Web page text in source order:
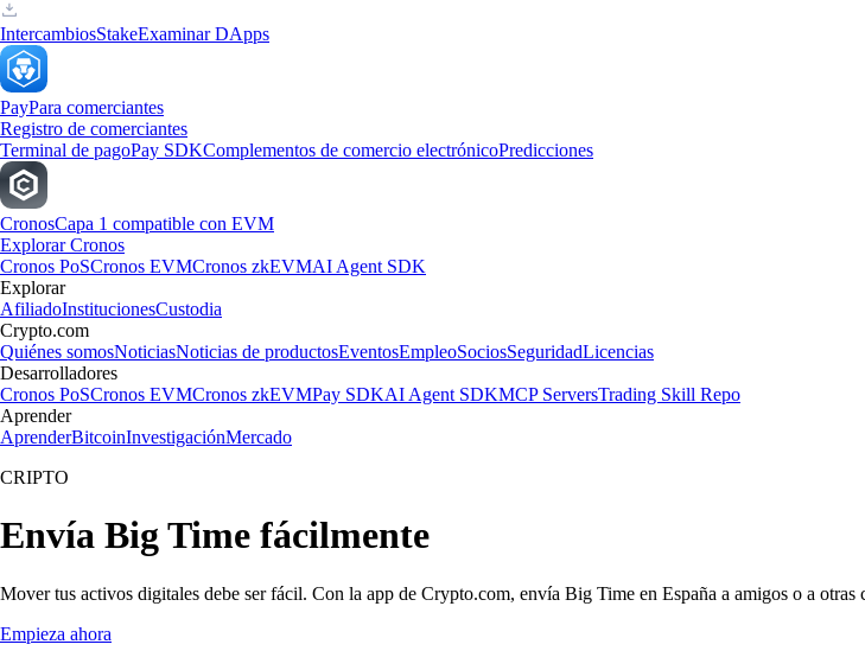
IntercambiosStakeExaminar DApps
PayPara comerciantes
Registro de comerciantes
Terminal de pagoPay SDKComplementos de comercio electrónicoPredicciones
CronosCapa 1 compatible con EVM
Explorar Cronos
Cronos PoSCronos EVMCronos zkEVMAI Agent SDK
Explorar
AfiliadoInstitucionesCustodia
Crypto.com
Quiénes somosNoticiasNoticias de productosEventosEmpleoSociosSeguridadLicencias
Desarrolladores
Cronos PoSCronos EVMCronos zkEVMPay SDKAI Agent SDKMCP ServersTrading Skill Repo
Aprender
AprenderBitcoinInvestigaciónMercado
CRIPTO
Envía Big Time fácilmente
Mover tus activos digitales debe ser fácil. Con la app de Crypto.com, envía Big Time en España a amigos o a otras
Empieza ahora